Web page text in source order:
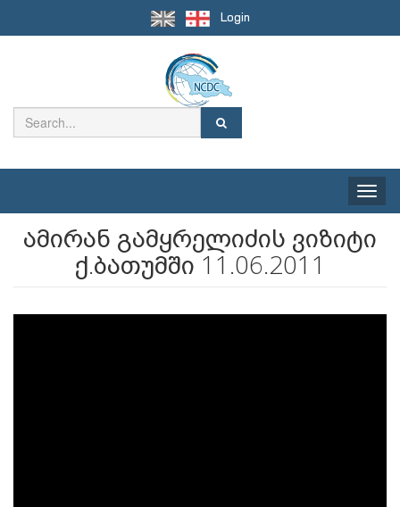
Login
Toggle
ამირან გამყრელიძის ვიზიტი
ქ.ბათუმში 11.06.2011